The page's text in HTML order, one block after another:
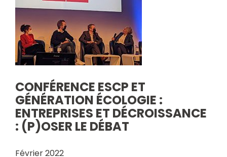
CONFÉRENCE ESCP ET
GÉNÉRATION ÉCOLOGIE :
ENTREPRISES ET DÉCROISSANCE
: (P)OSER LE DÉBAT
Février 2022